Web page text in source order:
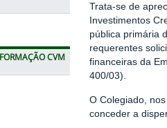
CVM
Trata-se de
Investimentos
pública primária
requerentes
financeiras da
400/03).
O Colegiado,
conceder a